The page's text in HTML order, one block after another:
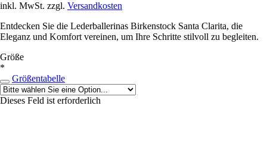
inkl. MwSt. zzgl. Versandkosten
Entdecken Sie die Lederballerinas Birkenstock Santa Clarita, die
Eleganz und Komfort vereinen, um Ihre Schritte stilvoll zu begleiten.
Größe
*
Größentabelle
Dieses Feld ist erforderlich